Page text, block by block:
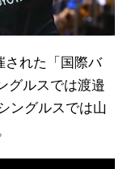
された「国際バ
グルスでは渡邉
ングルスでは山